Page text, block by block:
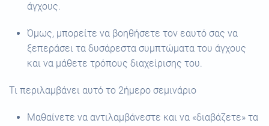
άγχους.
Όμως, μπορείτε να βοηθήσετε τον εαυτό σας να
ξεπεράσει τα δυσάρεστα συμπτώματα του άγχους
και να μάθετε τρόπους διαχείρισης του.
Τι περιλαμβάνει αυτό το 2ήμερο σεμινάριο
Μαθαίνετε να αντιλαμβάνεστε και να «διαβάζετε» τα